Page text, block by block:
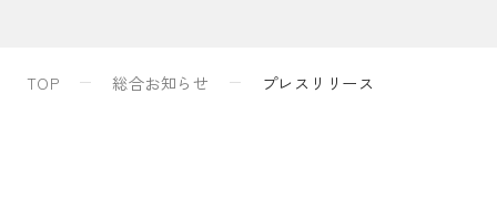
TOP 総合お知らせ プレスリリース